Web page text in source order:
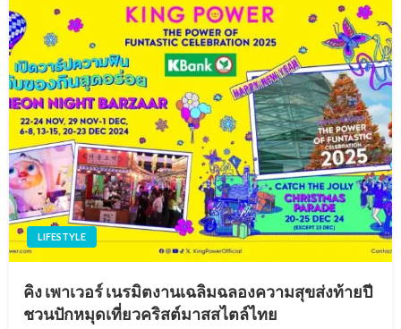
LIFESTYLE
คิง เพาเวอร์ เนรมิตงานเฉลิมฉลองความสุขส่งท้ายปี
ชวนปักหมุดเที่ยวคริสต์มาสสไตล์ไทย